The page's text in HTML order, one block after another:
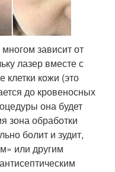
зависит от
лазер вместе с
клетки кожи (это
до кровеносных
она будет
зона обработки
болит и зудит,
или другим